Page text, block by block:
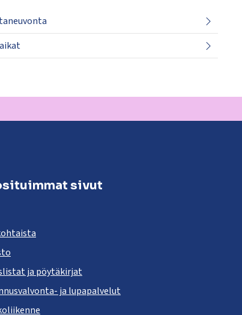
sivut
ja pöytäkirjat
ja lupapalvelut